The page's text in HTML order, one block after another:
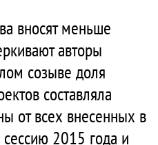
вносят меньше
авторы
созыве доля
составляла
от всех внесенных в
2015 года и